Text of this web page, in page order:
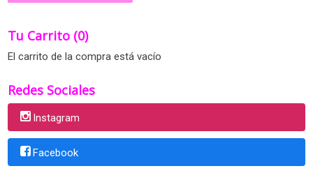
Tu Carrito (0)
El carrito de la compra está vacío
Redes Sociales
Instagram
Facebook